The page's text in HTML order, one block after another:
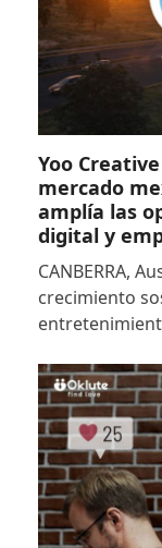
Yoo
mercado
amplía las
digital y
CANBERRA,
crecimiento